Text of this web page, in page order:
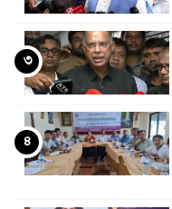
৩
৪